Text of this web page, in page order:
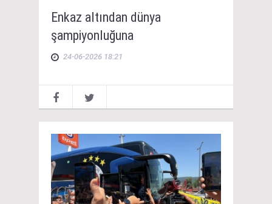
Enkaz altından dünya
şampiyonluğuna
24-06-2026 18:21